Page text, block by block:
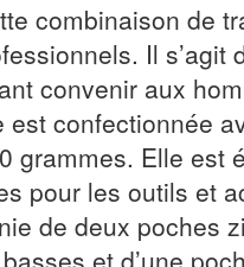
combinaison de
Il s’agit
convenir aux
confectionnée
grammes. Elle est
pour les outils et
de deux poches
et d’une